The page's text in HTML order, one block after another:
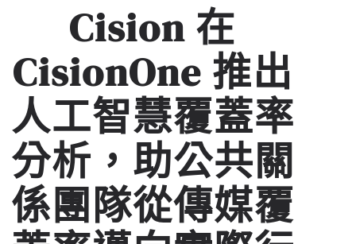
Cision 在
CisionOne 推出
人工智慧覆蓋率
分析，助公共關
係團隊從傳媒覆